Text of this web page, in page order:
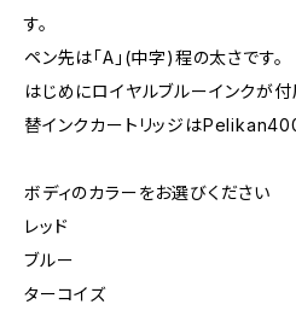
す。
ペン先は「A」(中字)程の太さです。
はじめにロイヤルブルーインクが付
替インクカートリッジは
ボディのカラーをお選びください
レッド
ブルー
ターコイズ